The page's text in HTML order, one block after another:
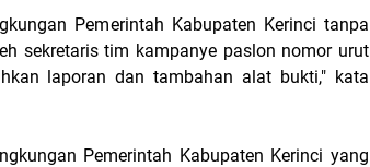
Pemerintah Kabupaten Kerinci tanpa
sekretaris tim kampanye paslon nomor urut
laporan dan tambahan alat bukti," kata
Pemerintah Kabupaten Kerinci yang